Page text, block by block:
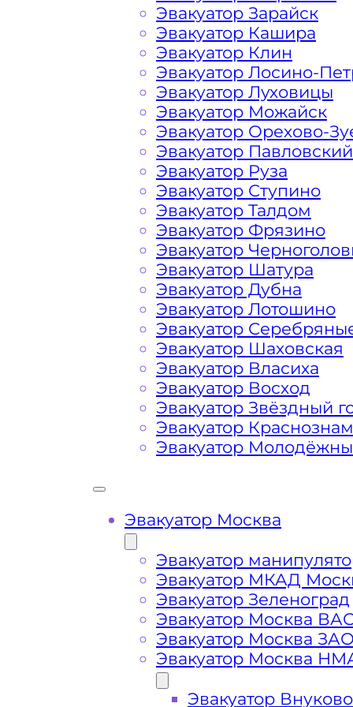
На стоимость эвакуации
Габариты, вес и тип
Заказанный эвакуатор
платформой
Маршрут от места вызова
города Дубны
Затрудняющие факторы –
передач (АКПП)
Сложная эвакуация при аварии,
Буксировка автомобиля из
Эвакуатор Зарайск
Эвакуатор Кашира
Эвакуатор Клин
Эвакуатор Лосино-
Эвакуатор Луховицы
Эвакуатор Можайск
Эвакуатор Орехово-
Эвакуатор
Эвакуатор Руза
Эвакуатор Ступино
Эвакуатор Талдом
Эвакуатор Фрязино
Эвакуатор
Эвакуатор Шатура
Эвакуатор Дубна
Эвакуатор Лотошино
Эвакуатор
Эвакуатор Шаховская
Эвакуатор Власиха
Эвакуатор Восход
Эвакуатор Звёздный
Эвакуатор
Эвакуатор
Эвакуатор Москва
Эвакуатор
Эвакуатор МКАД
Эвакуатор Зеленоград
Эвакуатор Москва
Эвакуатор Москва
Эвакуатор Москва
Эвакуатор Внуково